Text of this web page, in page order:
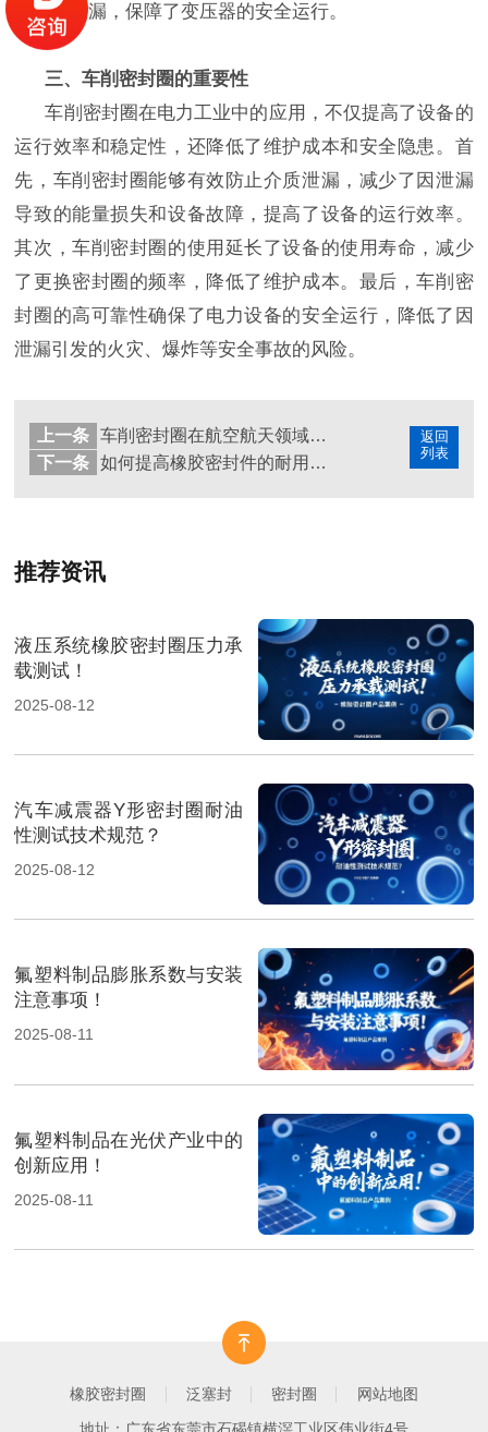
缘油的泄漏，保障了变压器的安全运行。
三、车削密封圈的重要性
车削密封圈在电力工业中的应用，不仅提高了设备的
运行效率和稳定性，还降低了维护成本和安全隐患。首
先，车削密封圈能够有效防止介质泄漏，减少了因泄漏
导致的能量损失和设备故障，提高了设备的运行效率。
其次，车削密封圈的使用延长了设备的使用寿命，减少
了更换密封圈的频率，降低了维护成本。最后，车削密
封圈的高可靠性确保了电力设备的安全运行，降低了因
泄漏引发的火灾、爆炸等安全事故的风险。
返回
列表
上一条
车削密封圈在航空航天领域的应用及其关键性是什么？
下一条
如何提高橡胶密封件的耐用性和密封性能以适应不同行业的需求？
推荐资讯
液压系统橡胶密封圈压力承
载测试！
2025-08-12
汽车减震器Y形密封圈耐油
性测试技术规范？
2025-08-12
氟塑料制品膨胀系数与安装
注意事项！
2025-08-11
氟塑料制品在光伏产业中的
创新应用！
2025-08-11
橡胶密封圈 泛塞封 密封圈 网站地图